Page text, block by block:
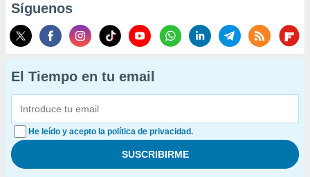
Síguenos
El Tiempo en tu email
He leído y acepto la política de privacidad.